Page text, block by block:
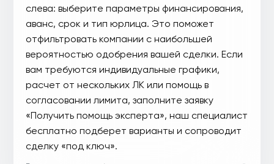
слева: выберите параметры финансирования,
аванс, срок и тип юрлица. Это поможет
отфильтровать компании с наибольшей
вероятностью одобрения вашей сделки. Если
вам требуются индивидуальные графики,
расчет от нескольких ЛК или помощь в
согласовании лимита, заполните заявку
«Получить помощь эксперта», наш специалист
бесплатно подберет варианты и сопроводит
сделку «под ключ».